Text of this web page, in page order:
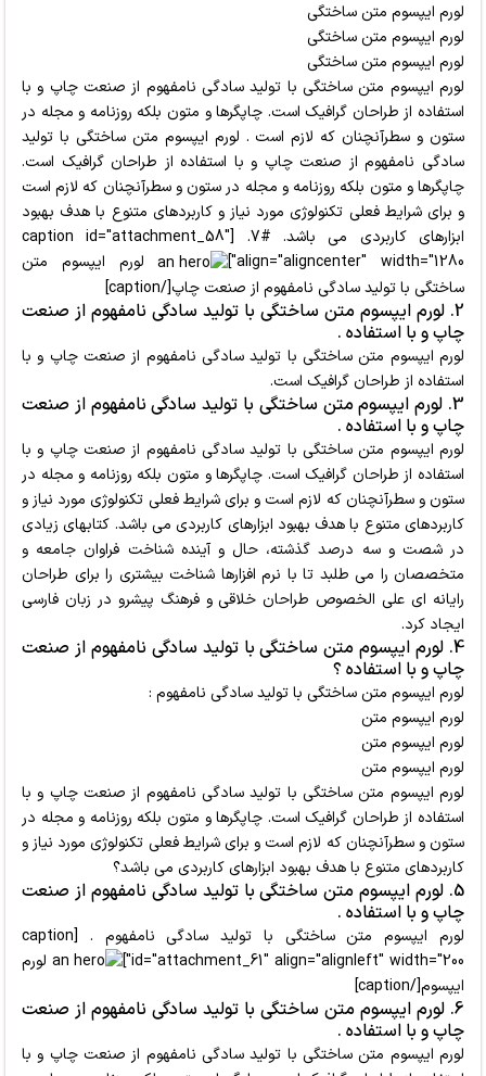
لورم ایپسوم متن ساختگی
لورم ایپسوم متن ساختگی
لورم ایپسوم متن ساختگی
لورم ایپسوم متن ساختگی با تولید سادگی نامفهوم از صنعت چاپ و با
استفاده از طراحان گرافیک است. چاپگرها و متون بلکه روزنامه و مجله در
ستون و سطرآنچنان که لازم است . لورم ایپسوم متن ساختگی با تولید
سادگی نامفهوم از صنعت چاپ و با استفاده از طراحان گرافیک است.
چاپگرها و متون بلکه روزنامه و مجله در ستون و سطرآنچنان که لازم است
و برای شرایط فعلی تکنولوژی مورد نیاز و کاربردهای متنوع با هدف بهبود
ابزارهای کاربردی می باشد. #7. [caption id="attachment_58"
align="aligncenter" width="1280"]
لورم ایپسوم متن
ساختگی با تولید سادگی نامفهوم از صنعت چاپ[/caption]
2. لورم ایپسوم متن ساختگی با تولید سادگی نامفهوم از صنعت
چاپ و با استفاده .
لورم ایپسوم متن ساختگی با تولید سادگی نامفهوم از صنعت چاپ و با
استفاده از طراحان گرافیک است.
3. لورم ایپسوم متن ساختگی با تولید سادگی نامفهوم از صنعت
چاپ و با استفاده .
لورم ایپسوم متن ساختگی با تولید سادگی نامفهوم از صنعت چاپ و با
استفاده از طراحان گرافیک است. چاپگرها و متون بلکه روزنامه و مجله در
ستون و سطرآنچنان که لازم است و برای شرایط فعلی تکنولوژی مورد نیاز و
کاربردهای متنوع با هدف بهبود ابزارهای کاربردی می باشد. کتابهای زیادی
در شصت و سه درصد گذشته، حال و آینده شناخت فراوان جامعه و
متخصصان را می طلبد تا با نرم افزارها شناخت بیشتری را برای طراحان
رایانه ای علی الخصوص طراحان خلاقی و فرهنگ پیشرو در زبان فارسی
ایجاد کرد.
4. لورم ایپسوم متن ساختگی با تولید سادگی نامفهوم از صنعت
چاپ و با استفاده ؟
لورم ایپسوم متن ساختگی با تولید سادگی نامفهوم :
لورم ایپسوم متن
لورم ایپسوم متن
لورم ایپسوم متن
لورم ایپسوم متن ساختگی با تولید سادگی نامفهوم از صنعت چاپ و با
استفاده از طراحان گرافیک است. چاپگرها و متون بلکه روزنامه و مجله در
ستون و سطرآنچنان که لازم است و برای شرایط فعلی تکنولوژی مورد نیاز و
کاربردهای متنوع با هدف بهبود ابزارهای کاربردی می باشد؟
5. لورم ایپسوم متن ساختگی با تولید سادگی نامفهوم از صنعت
چاپ و با استفاده .
لورم ایپسوم متن ساختگی با تولید سادگی نامفهوم . [caption
id="attachment_61" align="alignleft" width="200"]
لورم
ایپسوم[/caption]
6. لورم ایپسوم متن ساختگی با تولید سادگی نامفهوم از صنعت
چاپ و با استفاده .
لورم ایپسوم متن ساختگی با تولید سادگی نامفهوم از صنعت چاپ و با